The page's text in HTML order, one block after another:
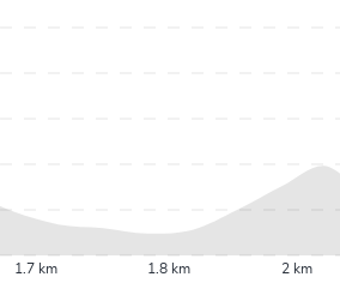
1.7 km 1.8 km 2 km